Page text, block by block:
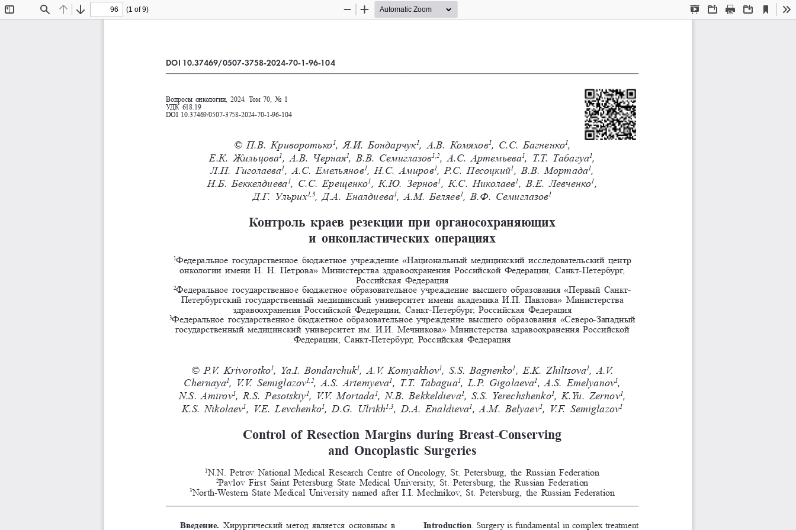
Find Previous
Next
(1 of 9)
Presentation
OpenPrint Download
Current
View
Zoom
Zoom
DOI 10.37469/0507-3758-2024-70-1-96-104
Вопросы онкологии, 2024. Том 70, No 1
УДК 618.19
DOI 10.37469/0507-3758-2024-70-1-96-104
© П.В. Криворотько 1, Я.И. Бондарчук1 , А.В. Комяхов 1, С.С. Багненко 1
Е.К.    Жильцова
1 , А.В. Черная 1, В.В. Семиглазов1,2 , А.С. Артемьева1 , Т.Т.    Табагуа
1
Л.П.    Гиголаева
1 , А.С. Емельянов 1, Н.С. Амиров 1, Р.С. Песоцкий1 , В.В. Мортада1
Н.Б.    Беккелдиева
1, С.С. Ерещенко1 , К.Ю. Зернов1 , К.С. Николаев1 , В.Е. Левченко1
Д.Г.    Ульрих
1,3 , Д.А. Еналдиева 1 , А.М. Беляев 1, В.Ф. Семиглазов1
Контроль краев резекции при органосохраняющих
и онкопластических операциях
1Федеральное государственное бюджетное учреждение «Национальный медицинский исследовательский центр
онкологии имени Н. Н.   Петрова» Министерства здравоохранения Российской Федерации, Санкт-Петербург,
Российская Федерация
2Федеральное государственное бюджетное образовательное учреждение высшего образования «Первый Санкт-
Петербургский государственный медицинский университет имени академика И.П. Павлова» Министерства
здравоохранения Российской Федерации, Санкт-Петербург, Российская Федерация
3Федеральное государственное бюджетное образовательное учреждение высшего образования «Северо-Западный
государственный медицинский университет им. И.И.
Мечникова» Министерства здравоохранения Российской
Федерации, Санкт-Петербург, Российская Федерация
© P.V.   Krivorotko
1 , Ya.I. Bondarchuk1 , A.V.     Komyakhov
1 , S.S.    Bagnenko
1 , E.K. Zhiltsova1
, A.V.
Chernaya1 , V.V.    Semiglazov
1,2 , A.S.     Artemyeva
1 , T.T.    Tabagua
1 , L.P.     Gigolaeva
1 , A.S.     Emelyanov
1
N.S.    Amirov
1 , R.S.     Pesotskiy
1, V.V.    Mortada
1, N.B. Bekkeldieva 1 , S.S.    Yerechshenko
1 , K.Yu. Zernov 1
K.S.    Nikolaev
1 , V.E.     Levchenko
1 , D.G. Ulrikh1,3 , D.A. Enaldieva1 , A.M. Belyaev 1, V.F.    Semiglazov
1
Control of Resection Margins during Breast-Conserving
and Oncoplastic Surgeries
1N.N. Petrov National Medical Research Centre of Oncology, St. Petersburg, the Russian Federation
2Pavlov First Saint Petersburg State Medical University, St. Petersburg, the Russian Federation
3North-Western State Medical University named after I.I. Mechnikov, St. Petersburg, the Russian Federation
Введение.
Хирургический  метод  является  основным  в
Introduction. Surgery is fundamental in complex treatment